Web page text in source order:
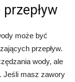
może być
przepływ.
wody, ale
Jeśli masz zawory